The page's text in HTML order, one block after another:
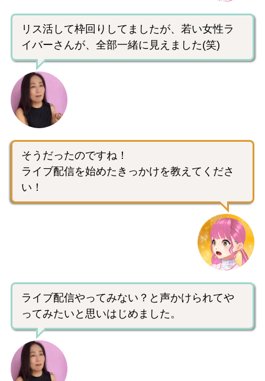
リス活して枠回りしてましたが、若い女性ラ
イバーさんが、全部一緒に見えました(笑)
そうだったのですね！
ライブ配信を始めたきっかけを教えてくださ
い！
ライブ配信やってみない？と声かけられてや
ってみたいと思いはじめました。